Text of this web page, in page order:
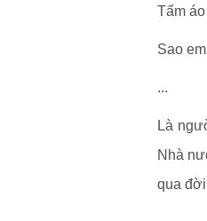
Tấm
Sao
...
Là
Nhà
qua đời